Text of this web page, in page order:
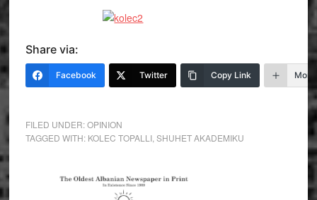
Share via:
Facebook Twitter Copy Link More
FILED UNDER:OPINION
TAGGED WITH: KOLEC TOPALLI, SHUHET AKADEMIKU